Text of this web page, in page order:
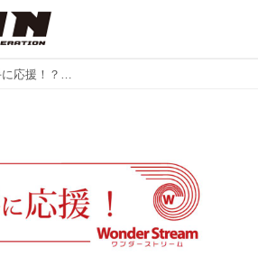
RIZIN.28を勝手に応援！？ワンダーストリームが6/7（月）よりクラファンをスタート！